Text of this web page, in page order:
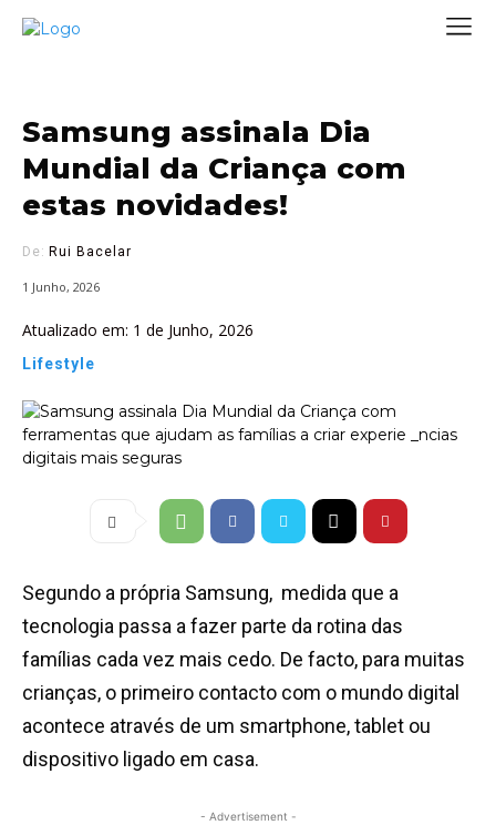
Samsung assinala Dia
Mundial da Criança com
estas novidades!
De: Rui Bacelar
1 Junho, 2026
Atualizado em: 1 de Junho, 2026
Lifestyle
Segundo a própria Samsung, medida que a
tecnologia passa a fazer parte da rotina das
famílias cada vez mais cedo. De facto, para muitas
crianças, o primeiro contacto com o mundo digital
acontece através de um smartphone, tablet ou
dispositivo ligado em casa.
- Advertisement -